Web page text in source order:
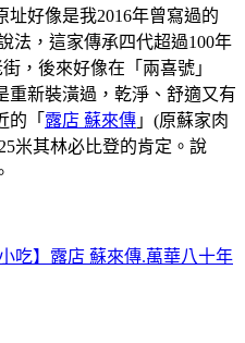
好像是我2016年曾寫過的
法，這家傳承四代超過100年
，後來好像在「兩喜號」
重新裝潢過，乾淨、舒適又有
的「 露店 蘇來傳 」(原蘇家肉
米其林必比登的肯定。說
吃】露店 蘇來傳.萬華八十年